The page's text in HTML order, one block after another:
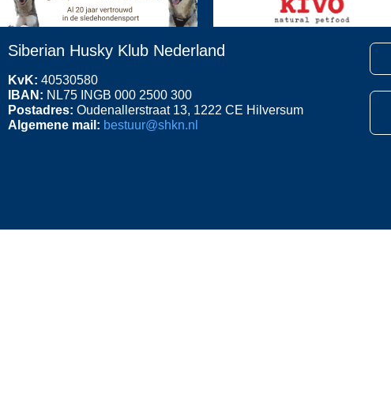
Siberian Husky Klub Nederland
KvK: 40530580
IBAN: NL75 INGB 000 2500 300
Postadres: Oudenallerstraat 13, 1222 CE Hilversum
Algemene mail: bestuur@shkn.nl